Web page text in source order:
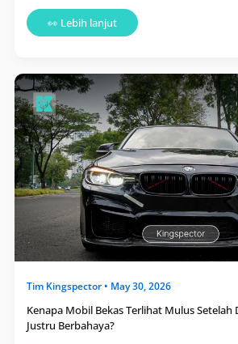
👀 Lebih lanjut
Tim Kingspector• May 30, 2026
Kenapa Mobil Bekas Terlihat Mulus Setelah
Justru Berbahaya?
Kenapa
Mobil
Bekas
Terlihat
Mulus
Setelah
Dicuci
Bisa
Jadi
Justru
Berbahaya?